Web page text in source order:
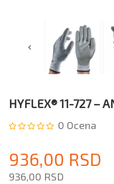
HYFLEX® 11-727 –
0 Ocena
936,00 RSD
936,00 RSD